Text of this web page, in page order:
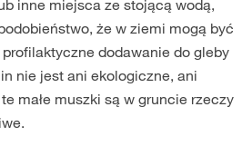
inne miejsca ze stojącą wodą,
że w ziemi mogą być
dodawanie do gleby
nie jest ani ekologiczne, ani
małe muszki są w gruncie rzeczy